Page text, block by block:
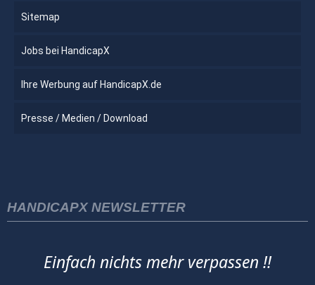
Sitemap
Jobs bei HandicapX
Ihre Werbung auf HandicapX.de
Presse / Medien / Download
HANDICAPX NEWSLETTER
Einfach nichts mehr verpassen !!